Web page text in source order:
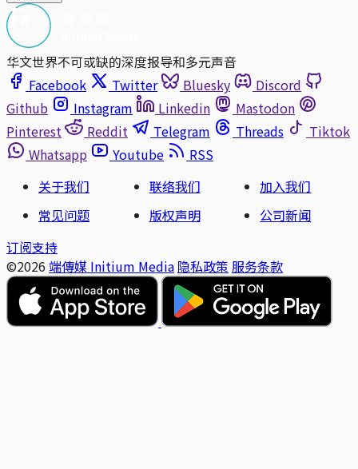
华文世界不可或缺的深度报导和多元声音
Facebook
Twitter Bluesky
Discord
Github
Instagram Linkedin
Mastodon
Pinterest
Reddit Telegram Threads
Tiktok
Whatsapp
Youtube
RSS
关于我们
联络我们
加入我们
常见问题
版权声明
公司新闻
订阅支持
©2026 端傳媒 Initium Media 隐私政策 服务条款